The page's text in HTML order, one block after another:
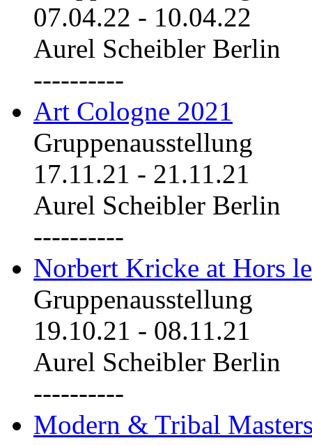
07.04.22 - 10.04.22
Aurel Scheibler Berlin
----------
Art Cologne 2021
Gruppenausstellung
17.11.21 - 21.11.21
Aurel Scheibler Berlin
----------
Norbert Kricke at Hors
Gruppenausstellung
19.10.21 - 08.11.21
Aurel Scheibler Berlin
----------
Modern & Tribal